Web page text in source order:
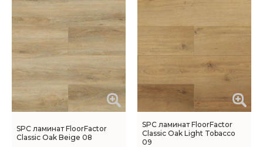
SPC ламинат FloorFactor
Classic Oak Beige 08
SPC ламинат FloorFactor
Classic Oak Light Tobacco
09